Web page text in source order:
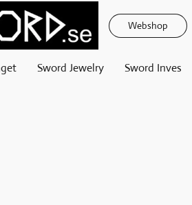
Webshop
Sword Jewelry Sword Invest